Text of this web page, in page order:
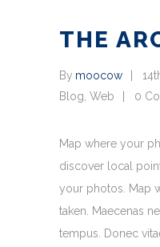
THE
By moocow
Blog Web 0
Map where your
discover local
your photos. Map
taken. Maecenas
tempus. Donec